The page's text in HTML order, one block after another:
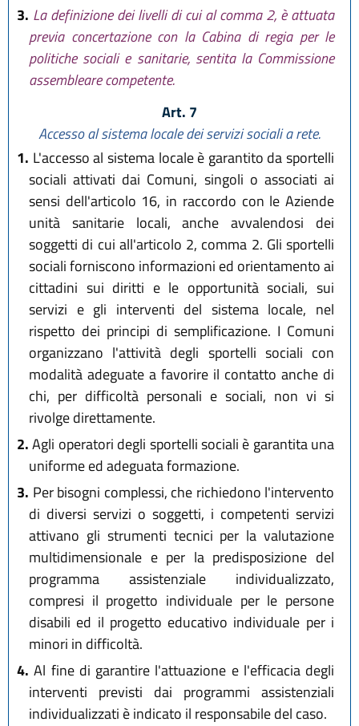
3. La definizione dei livelli di cui al comma 2, è attuata
previa concertazione con la Cabina di regia per le
politiche sociali e sanitarie, sentita la Commissione
assembleare competente.
Art. 7
Accesso al sistema locale dei servizi sociali a rete.
1. L'accesso al sistema locale è garantito da sportelli
sociali attivati dai Comuni, singoli o associati ai
sensi dell'articolo 16, in raccordo con le Aziende
unità sanitarie locali, anche avvalendosi dei
soggetti di cui all'articolo 2, comma 2. Gli sportelli
sociali forniscono informazioni ed orientamento ai
cittadini sui diritti e le opportunità sociali, sui
servizi e gli interventi del sistema locale, nel
rispetto dei principi di semplificazione. I Comuni
organizzano l'attività degli sportelli sociali con
modalità adeguate a favorire il contatto anche di
chi, per difficoltà personali e sociali, non vi si
rivolge direttamente.
2.Agli operatori degli sportelli sociali è garantita una
uniforme ed adeguata formazione.
3. Per bisogni complessi, che richiedono l'intervento
di diversi servizi o soggetti, i competenti servizi
attivano gli strumenti tecnici per la valutazione
multidimensionale e per la predisposizione del
programma assistenziale individualizzato,
compresi il progetto individuale per le persone
disabili ed il progetto educativo individuale per i
minori in difficoltà.
4. Al fine di garantire l'attuazione e l'efficacia degli
interventi previsti dai programmi assistenziali
individualizzati è indicato il responsabile del caso.